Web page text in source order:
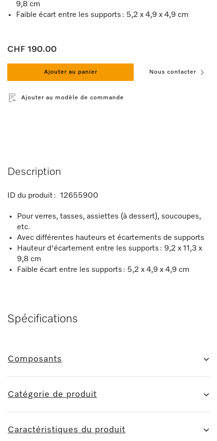
9,8 cm
Faible écart entre les supports : 5,2 x 4,9 x 4,9 cm
CHF 190.00
Ajouter au panier Nous contacter
Ajouter au modèle de commande
Description
ID du produit : 12655900
Pour verres, tasses, assiettes (à dessert), soucoupes,
etc.
Avec différentes hauteurs et écartements de supports
Hauteur d'écartement entre les supports : 9,2 x 11,3 x
9,8 cm
Faible écart entre les supports : 5,2 x 4,9 x 4,9 cm
Spécifications
Composants
Catégorie de produit
Caractéristiques du produit